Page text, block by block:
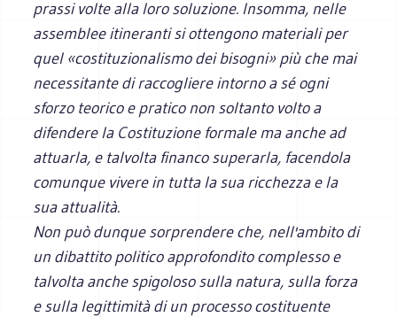
prassi volte alla loro soluzione. Insomma, nelle
assemblee itineranti si ottengono materiali per
quel «costituzionalismo dei bisogni» più che mai
necessitante di raccogliere intorno a sé ogni
sforzo teorico e pratico non soltanto volto a
difendere la Costituzione formale ma anche ad
attuarla, e talvolta financo superarla, facendola
comunque vivere in tutta la sua ricchezza e la
sua attualità.
Non può dunque sorprendere che, nell'ambito di
un dibattito politico approfondito complesso e
talvolta anche spigoloso sulla natura, sulla forza
e sulla legittimità di un processo costituente